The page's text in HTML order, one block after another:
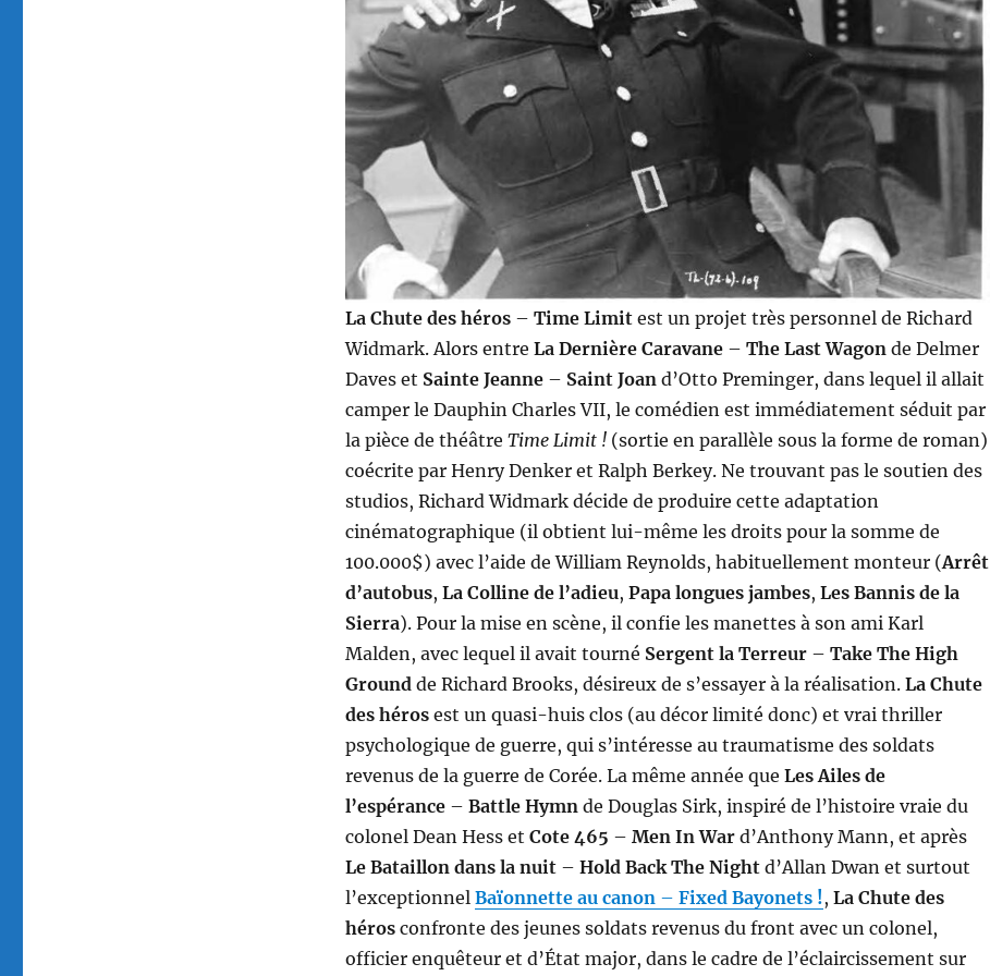
La Chute des héros– Time Limitest un projet très personnel de Richard
Widmark. Alors entre La Dernière Caravane– The Last Wagon de Delmer
Daves et Sainte Jeanne– Saint Joan d’Otto Preminger, dans lequel il allait
camper le Dauphin Charles VII, le comédien est immédiatement séduit par
la pièce de théâtre Time Limit ! (sortie en parallèle sous la forme de roman)
coécrite par Henry Denker et Ralph Berkey. Ne trouvant pas le soutien des
studios, Richard Widmark décide de produire cette adaptation
cinématographique (il obtient lui-même les droits pour la somme de
100.000$) avec l’aide de William Reynolds, habituellement monteur (Arrêt
d’autobus, La Colline de l’adieu, Papa longues jambes, Les Bannis de la
Sierra). Pour la mise en scène, il confie les manettes à son ami Karl
Malden, avec lequel il avait tourné Sergent la Terreur– Take The High
Ground de Richard Brooks, désireux de s’essayer à la réalisation. La Chute
des hérosest un quasi-huis clos (au décor limité donc) et vrai thriller
psychologique de guerre, qui s’intéresse au traumatisme des soldats
revenus de la guerre de Corée. La même année que Les Ailes de
l’espérance– Battle Hymn de Douglas Sirk, inspiré de l’histoire vraie du
colonel Dean Hess et Cote 465 – Men In Ward’Anthony Mann, et après
Le Bataillon dans la nuit– Hold Back The Night d’Allan Dwan et surtout
l’exceptionnel Baïonnette au canon – Fixed Bayonets !, La Chute des
hérosconfronte des jeunes soldats revenus du front avec un colonel,
officier enquêteur et d’État major, dans le cadre de l’éclaircissement sur